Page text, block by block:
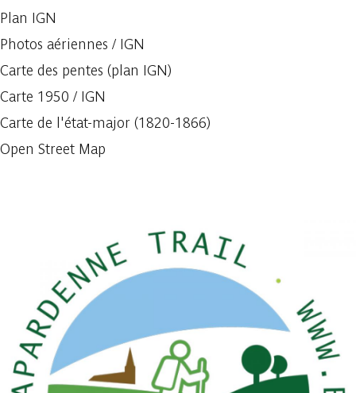
Plan IGN
Photos aériennes / IGN
Carte des pentes (plan IGN)
Carte 1950 / IGN
Carte de l'état-major (1820-1866)
Open Street Map